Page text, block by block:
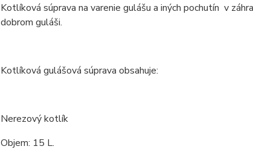
Kotlíková súprava na varenie gulášu a iných pochutín v
dobrom guláši.
Kotlíková gulášová súprava obsahuje:
Nerezový kotlík
Objem: 15 L.